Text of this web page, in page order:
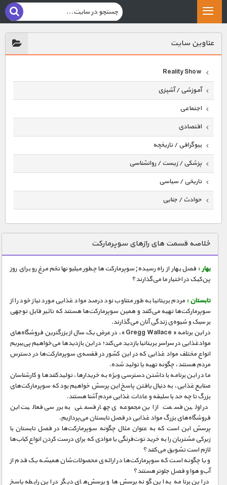
عناوين سايت
Reality Show
آموزشی / آشپزی
اجتماعی
اقتصادی
بیوگرافی / تاریخچه
پزشکی / زیست / روانشناسی
تاریخی / سیاسی
حوادث / جنایی
دنیای خوراکی ها
زمین شناسی / محیط زیست
سازه/ معماری/ مهندسی
شناخت کودکان
طبیعت
علم و فناوری
فرهنگ / هنر
کیهان / نجوم
گردشگری
ماورایی
مسابقات / ورزشی
مستند های اختصاصی
خلاصه قسمت های رازهای سوپرمارکت
بهار : فصل بهار از راه رسیده; سوپرمارکت‌ها چطور میلیونها تخم‌مرغ رو برای روز
پن‌کیک در اختیار ما می‌گذارند؟
تابستان : مردم بریتانیا به طور متناوب نود درصد مواد غذایی مورد نیاز خود را از
سوپرمارکت‌ها تهیه می‌کنند و همین سوپرمارکت‌ها هستند که تاثیر قابل توجهی
بر سبک و شیوه‌ی زندگی آنان می‌گذارند.
در این برنامه « Gregg Wallace »، در عرض یک سال از بزرگترین فروشگاه‌های
موادغذایی در سراسر بریتانیا بازدید می‌کند؛ در این بازدیدها می‌خواهیم پی‌ببریم
انواع مختلف مواد غذایی که در این کشور در قفسه‌ی سوپرمارکت‌ها در دسترس
مردم هستند، چگونه تهیه یا تولید شده‌.
ما در این برنامه با داشتن دسترسی ویژه به خریدارها، تولید‌کنند‌ها و کارشناسان
صنایع غذایی، به دنبال یافتن پاسخ این پرسش خواهیم بود که سوپرمارکت‌های
بزرگ تا چه حد با سلیقه و عادات غذایی مردم آشنا هستند.
در اولین قسمت از این مجموعه‌ی چهار قسمتی به بررسی فعالیت این
فروشگاه‌های بزرگ مواد غذایی در فصل تابستان می‌پردازیم.
پرسش این است که به عنوان مثال چگونه سوپرمارکت‌ها در فصل تابستان با
زیرکی مشتریان را به خرید توت‌فرنگی یا موادی که برای درست کردن انواع کباب‌ها
لازم است تشویق می‌کنند؟
و یا چگونه است که سوپرمارکت‌ها در ارائه‌ی محصولات‌شان همیشه یک قدم از
آب‌و هوا و فصل جلوتر هستند؟
در این برنامه به این گونه پرسش‌ها و پرسش‌های دیگر در این رابطه پاسخ